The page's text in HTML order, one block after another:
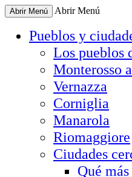
Abrir Menú Abrir Menú
Pueblos y
Los pueblos
Monterosso
Vernazza
Corniglia
Manarola
Riomaggiore
Ciudades
Qué